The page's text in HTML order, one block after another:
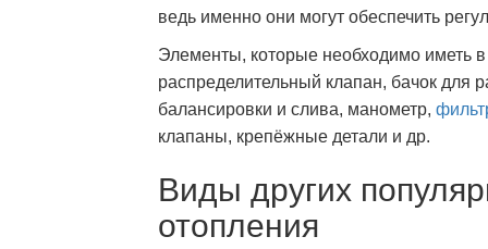
ведь именно они могут обеспечить
Элементы, которые необходимо иметь
распределительный клапан, бачок
балансировки и слива, манометр,
клапаны, крепёжные детали и др.
Виды других
отопления